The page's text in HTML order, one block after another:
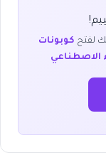
لفتح كوبونات
الاصطناعي